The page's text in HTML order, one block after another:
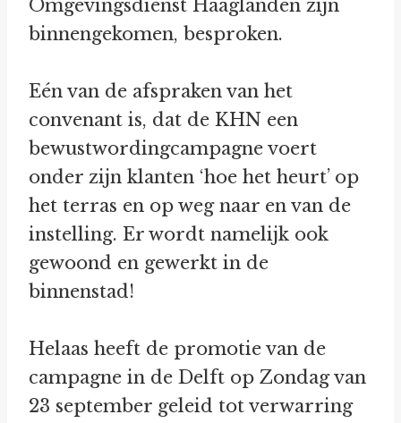
Omgevingsdienst Haaglanden zijn
binnengekomen, besproken.
Eén van de afspraken van het
convenant is, dat de KHN een
bewustwordingcampagne voert
onder zijn klanten ‘hoe het heurt’ op
het terras en op weg naar en van de
instelling. Er wordt namelijk ook
gewoond en gewerkt in de
binnenstad!
Helaas heeft de promotie van de
campagne in de Delft op Zondag van
23 september geleid tot verwarring